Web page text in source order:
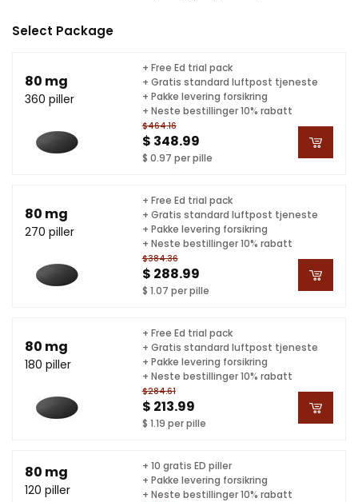
Select Package
80 mg
360 piller
$464.16
$ 348.99
$ 0.97 per pille
+ Free Ed trial pack
+ Gratis standard luftpost tjeneste
+ Pakke levering forsikring
+ Neste bestillinger 10% rabatt
80 mg
270 piller
$384.36
$ 288.99
$ 1.07 per pille
+ Free Ed trial pack
+ Gratis standard luftpost tjeneste
+ Pakke levering forsikring
+ Neste bestillinger 10% rabatt
80 mg
180 piller
$284.61
$ 213.99
$ 1.19 per pille
+ Free Ed trial pack
+ Gratis standard luftpost tjeneste
+ Pakke levering forsikring
+ Neste bestillinger 10% rabatt
80 mg
120 piller
+ 10 gratis ED piller
+ Pakke levering forsikring
+ Neste bestillinger 10% rabatt